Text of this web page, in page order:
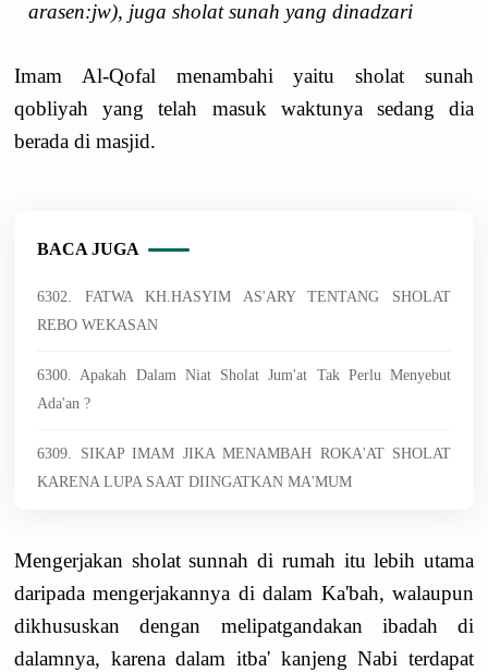
arasen:jw), juga sholat sunah yang dinadzari
Imam Al-Qofal menambahi yaitu sholat sunah
qobliyah yang telah masuk waktunya sedang dia
berada di masjid.
BACA JUGA
6302. FATWA KH.HASYIM AS'ARY TENTANG SHOLAT
REBO WEKASAN
6300. Apakah Dalam Niat Sholat Jum'at Tak Perlu Menyebut
Ada'an ?
6309. SIKAP IMAM JIKA MENAMBAH ROKA'AT SHOLAT
KARENA LUPA SAAT DIINGATKAN MA'MUM
Mengerjakan sholat sunnah di rumah itu lebih utama
daripada mengerjakannya di dalam Ka'bah, walaupun
dikhususkan dengan melipatgandakan ibadah di
dalamnya, karena dalam itba' kanjeng Nabi terdapat